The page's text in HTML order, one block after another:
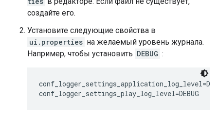
создайте его.
Установите следующие свойства в
ui.properties на желаемый уровень журнала.
Например, чтобы установить DEBUG :
conf_logger_settings_play_log_level=DEBUG